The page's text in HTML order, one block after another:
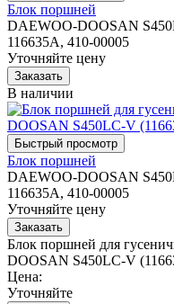
Блок поршней
DAEWOO-DOOSAN
116635A, 410-00005
Уточняйте цену
В наличии
Блок поршней
DAEWOO-DOOSAN
116635A, 410-00005
Уточняйте цену
Блок поршней для
DOOSAN S450LC-V
Цена:
Уточняйте